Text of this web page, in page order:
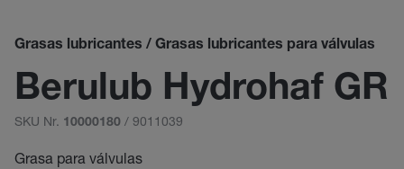
Grasas lubricantes / Grasas lubricantes para válvulas
Berulub Hydrohaf GR
SKU Nr. 10000180 / 9011039
Grasa para válvulas